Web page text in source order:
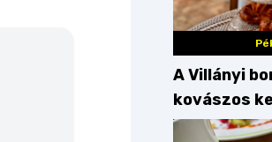
A Villányi
kovászos
Palkonyán